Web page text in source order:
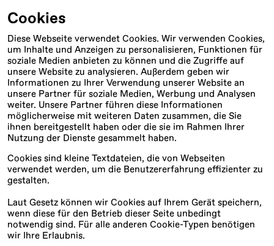
Cookies
Diese Webseite verwendet Cookies. Wir verwenden Cookies,
um Inhalte und Anzeigen zu personalisieren, Funktionen für
soziale Medien anbieten zu können und die Zugriffe auf
unsere Website zu analysieren. Außerdem geben wir
Informationen zu Ihrer Verwendung unserer Website an
unsere Partner für soziale Medien, Werbung und Analysen
weiter. Unsere Partner führen diese Informationen
möglicherweise mit weiteren Daten zusammen, die Sie
ihnen bereitgestellt haben oder die sie im Rahmen Ihrer
Nutzung der Dienste gesammelt haben.
Cookies sind kleine Textdateien, die von Webseiten
verwendet werden, um die Benutzererfahrung effizienter zu
gestalten.
Laut Gesetz können wir Cookies auf Ihrem Gerät speichern,
wenn diese für den Betrieb dieser Seite unbedingt
notwendig sind. Für alle anderen Cookie-Typen benötigen
wir Ihre Erlaubnis.